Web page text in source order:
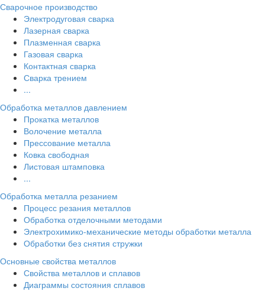
Сварочное производство
Электродуговая сварка
Лазерная сварка
Плазменная сварка
Газовая сварка
Контактная сварка
Сварка трением
...
Обработка металлов давлением
Прокатка металлов
Волочение металла
Прессование металла
Ковка свободная
Листовая штамповка
...
Обработка металла резанием
Процесс резания металлов
Обработка отделочными методами
Электрохимико-механические методы обработки металла
Обработки без снятия стружки
Основные свойства металлов
Свойства металлов и сплавов
Диаграммы состояния сплавов